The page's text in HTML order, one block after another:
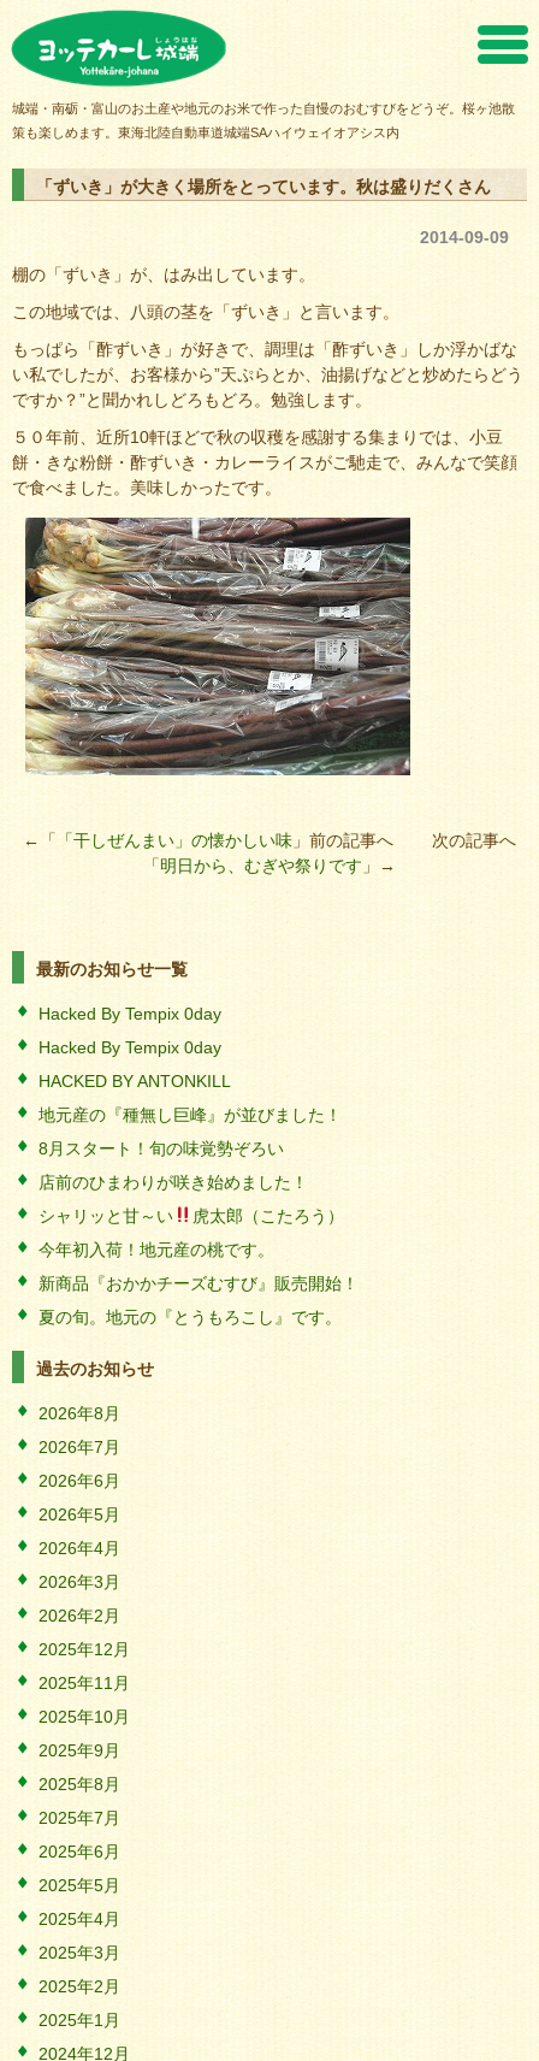
城端・南砺・富山のお土産や地元のお米で作った自慢のおむすびをどうぞ。桜ヶ池散
策も楽しめます。東海北陸自動車道城端SAハイウェイオアシス内
「ずいき」が大きく場所をとっています。秋は盛りだくさん
2014-09-09
棚の「ずいき」が、はみ出しています。
この地域では、八頭の茎を「ずいき」と言います。
もっぱら「酢ずいき」が好きで、調理は「酢ずいき」しか浮かばな
い私でしたが、お客様から”天ぷらとか、油揚げなどと炒めたらどう
ですか？”と聞かれしどろもどろ。勉強します。
５０年前、近所10軒ほどで秋の収穫を感謝する集まりでは、小豆
餅・きな粉餅・酢ずいき・カレーライスがご馳走で、みんなで笑顔
で食べました。美味しかったです。
←「「干しぜんまい」の懐かしい味 」前の記事へ 次の記事へ
「明日から、むぎや祭りです」→
最新のお知らせ一覧
Hacked By Tempix 0day
Hacked By Tempix 0day
HACKED BY ANTONKILL
地元産の『種無し巨峰』が並びました！
8月スタート！旬の味覚勢ぞろい
店前のひまわりが咲き始めました！
シャリッと甘～い
虎太郎（こたろう）
今年初入荷！地元産の桃です。
新商品『おかかチーズむすび』販売開始！
夏の旬。地元の『とうもろこし』です。
過去のお知らせ
2026年8月
2026年7月
2026年6月
2026年5月
2026年4月
2026年3月
2026年2月
2025年12月
2025年11月
2025年10月
2025年9月
2025年8月
2025年7月
2025年6月
2025年5月
2025年4月
2025年3月
2025年2月
2025年1月
2024年12月